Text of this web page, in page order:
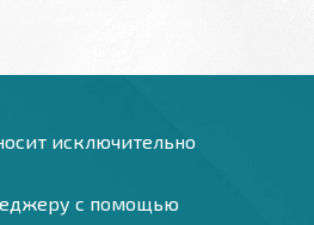
исключительно
с помощью